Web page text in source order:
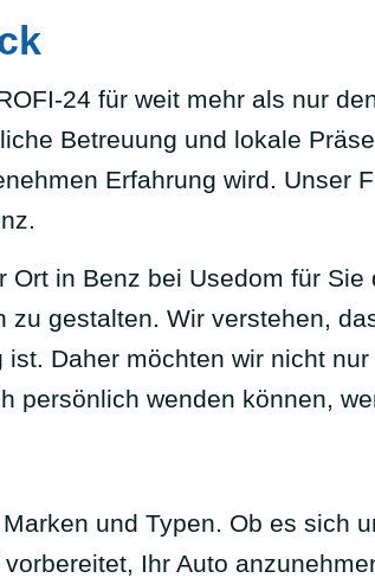
24 für weit mehr als nur
Betreuung und lokale
Erfahrung wird. Unser
in Benz bei Usedom für
gestalten. Wir verstehen,
Daher möchten wir nicht
persönlich wenden können,
und Typen. Ob es sich
Ihr Auto